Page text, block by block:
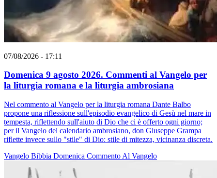
07/08/2026 - 17:11
Domenica 9 agosto 2026. Commenti al Vangelo per
la liturgia romana e la liturgia ambrosiana
Nel commento al Vangelo per la liturgia romana Dante Balbo
propone una riflessione sull'episodio evangelico di Gesù nel mare in
tempesta, riflettendo sull'aiuto di Dio che ci è offerto ogni giorno;
per il Vangelo del calendario ambrosiano, don Giuseppe Grampa
riflette invece sullo "stile" di Dio: stile di mitezza, vicinanza discreta.
Vangelo Bibbia Domenica Commento Al Vangelo